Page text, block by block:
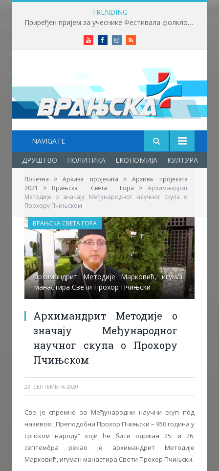
TRENDING
Приређен пријем за учеснике Фестивала фолклора у Врањској Бањи
YoutubeFacebookInstagram
RSS
NAVIGATE
ДРУШТВО ПОЛИТИКА ЕКОНОМИЈА КУЛТУРА
Почетна » Архива пројеката »
Архива пројеката
2021
» Врањска Света Гора »
Архимандрит
Методије о значају Међународног научног скупа о
Прохору Пчињском
архимандрит Методије Марковић, игуман
манастира Свети Прохор Пчињски
Архимандрит Методије о
значају Међународног
научног скупа о Прохору
Пчињском
23. СЕПТЕМБРА 2020.
ВРАЊСКА СВЕТА ГОРА
Све је спремно за Међународни научни скуп под
називом „Преподобни Прохор Пчињски – 950 година у
српском народу“ који ће бити одржан 25. и 26.
септембра рекао је архимандрит Методије
Марковић, игуман манастира Свети Прохор Пчињски.